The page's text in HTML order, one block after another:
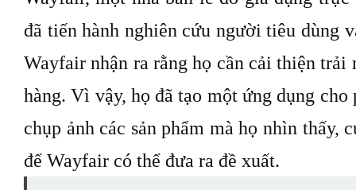
đã tiến hành nghiên cứu người tiêu dùng
Wayfair nhận ra rằng họ cần cải thiện trải
hàng. Vì vậy, họ đã tạo một ứng dụng
chụp ảnh các sản phẩm mà họ nhìn thấy,
để Wayfair có thể đưa ra đề xuất.